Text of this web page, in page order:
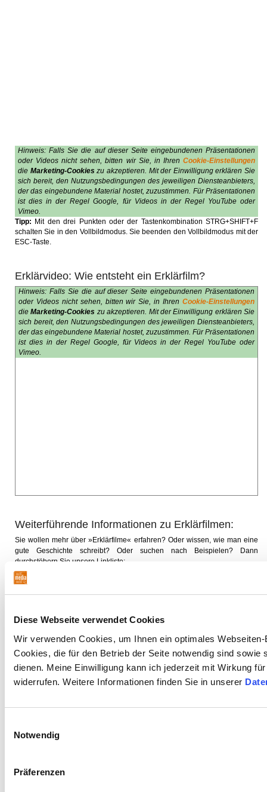
Diese Webseite verwendet Cookies
Wir verwenden Cookies, um Ihnen ein optimales
Cookies, die für den Betrieb der Seite notwendig sind sowie
dienen. Meine Einwilligung kann ich jederzeit mit Wirkung
widerrufen. Weitere Informationen finden Sie in unserer
Notwendig
Präferenzen
Hinweis: Falls Sie die auf dieser Seite eingebundenen Präsentationen
oder Videos nicht sehen, bitten wir Sie, in Ihren Cookie-Einstellungen
die Marketing-Cookies zu akzeptieren. Mit der Einwilligung erklären Sie
sich bereit, den Nutzungsbedingungen des jeweiligen Diensteanbieters,
der das eingebundene Material hostet, zuzustimmen. Für Präsentationen
ist dies in der Regel Google, für Videos in der Regel YouTube oder
Vimeo.
Tipp: Mit den drei Punkten oder der Tastenkombination STRG+SHIFT+F
schalten Sie in den Vollbildmodus. Sie beenden den Vollbildmodus mit der
ESC-Taste.
Erklärvideo: Wie entsteht ein Erklärfilm?
Hinweis: Falls Sie die auf dieser Seite eingebundenen Präsentationen
oder Videos nicht sehen, bitten wir Sie, in Ihren Cookie-Einstellungen
dieMarketing-Cookies zu akzeptieren. Mit der Einwilligung erklären Sie
sich bereit, den Nutzungsbedingungen des jeweiligen Diensteanbieters,
der das eingebundene Material hostet, zuzustimmen. Für Präsentationen
ist dies in der Regel Google, für Videos in der Regel YouTube oder
Vimeo.
Weiterführende Informationen zu Erklärfilmen:
Sie wollen mehr über »Erklärfilme« erfahren? Oder wissen, wie man eine
gute Geschichte schreibt? Oder suchen nach Beispielen? Dann
durchstöbern Sie unsere Linkliste:
▶ LINKLISTE ZUM THEMA ERKLÄRFILME:
Urheber- und Nutzungsrechte:
Die auf dieser Seite bereitgestellten Materialien stehen – sofern nicht
anders angegeben – unter der Lizenz »Creative Commons CC BY-SA 4.0«.
Die Materialien dürfen verwendet, vervielfältigt, bearbeitet und
weitergegeben werden, sofern dabei die Urheberangabe »© Norbert
Thien, multimediamobil – Region Süd« genannt wird und bearbeitete oder
und erwünscht.
beachten.